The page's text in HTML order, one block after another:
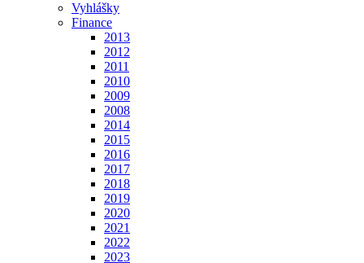
Vyhlášky
Finance
2013
2012
2011
2010
2009
2008
2014
2015
2016
2017
2018
2019
2020
2021
2022
2023